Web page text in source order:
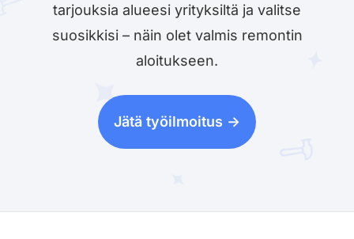
tarjouksia alueesi yrityksiltä ja valitse
suosikkisi – näin olet valmis remontin
aloitukseen.
Jätä työilmoitus ->